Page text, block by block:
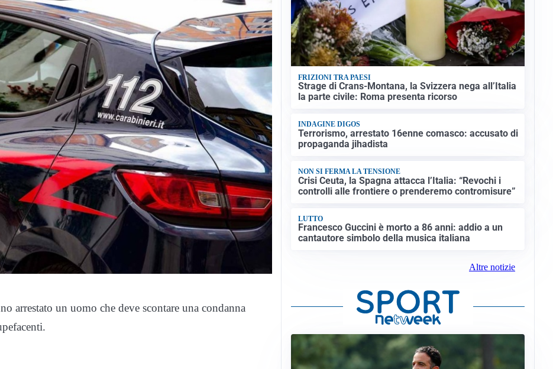
arrestato un uomo che deve scontare una condanna
FRIZIONI TRA PAESI
Strage di Crans-Montana, la Svizzera nega all’Italia
la parte civile: Roma presenta ricorso
INDAGINE DIGOS
Terrorismo, arrestato 16enne comasco: accusato di
propaganda jihadista
NON SI FERMA LA TENSIONE
Crisi Ceuta, la Spagna attacca l’Italia: “Revochi i
controlli alle frontiere o prenderemo contromisure”
LUTTO
Francesco Guccini è morto a 86 anni: addio a un
cantautore simbolo della musica italiana
Altre notizie